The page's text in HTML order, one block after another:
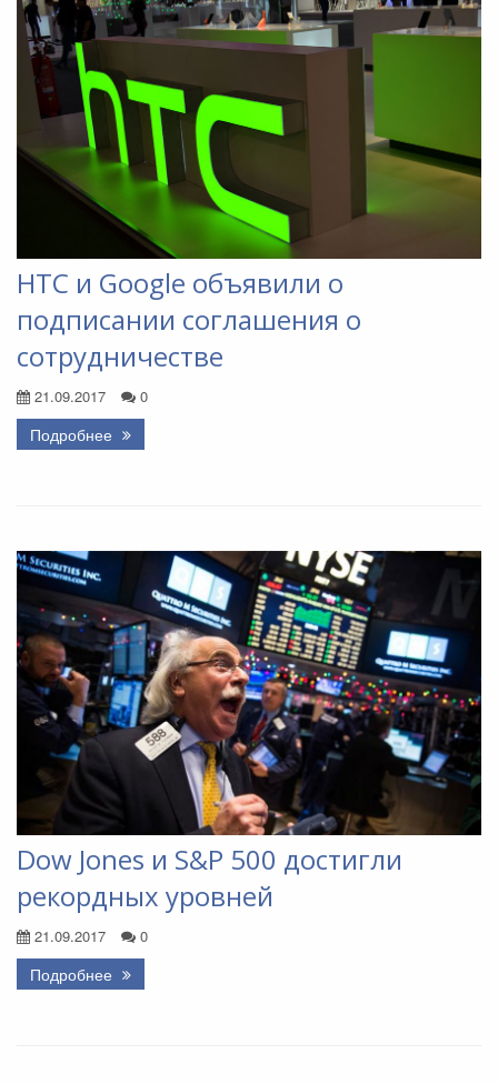
HTC и Google объявили о
подписании соглашения о
сотрудничестве
21.09.2017 0
Подробнее
Dow Jones и S&P 500 достигли
рекордных уровней
21.09.2017 0
Подробнее